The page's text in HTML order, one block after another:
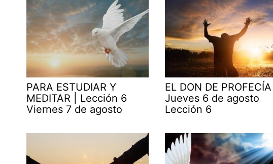
PARA ESTUDIAR Y
MEDITAR | Lección 6
Viernes 7 de agosto
EL DON DE PROFECÍA |
Jueves 6 de agosto
Lección 6